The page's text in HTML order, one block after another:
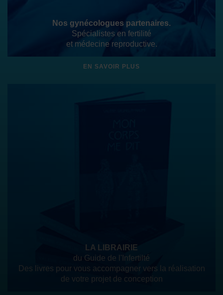
Nos gynécologues partenaires.
Spécialistes en fertilité
et médecine reproductive.
EN SAVOIR PLUS
LA LIBRAIRIE
du Guide de l'Infertilté
Des livres pour vous accompagner vers la réalisation
de votre projet de conception